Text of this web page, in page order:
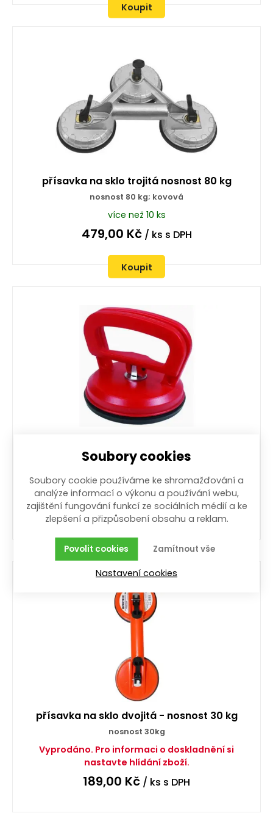
Koupit
přísavka na sklo trojitá nosnost 80 kg
nosnost 80 kg; kovová
více než 10 ks
479,00 Kč/ ks s DPH
Koupit
50 kg
více než 100 ks
109,00Kč / kss DPH
Koupit
přísavka na sklo dvojitá - nosnost 30 kg
nosnost 30kg
Vyprodáno. Pro informaci o doskladnění si
nastavte hlídání zboží.
189,00 Kč / ks s DPH
Soubory cookies
Soubory cookie používáme ke shromažďování a
analýze informací o výkonu a používání webu,
zajištění fungování funkcí ze sociálních médií a ke
zlepšení a přizpůsobení obsahu a reklam.
Zamítnout vše
Povolit cookies
Nastavení cookies